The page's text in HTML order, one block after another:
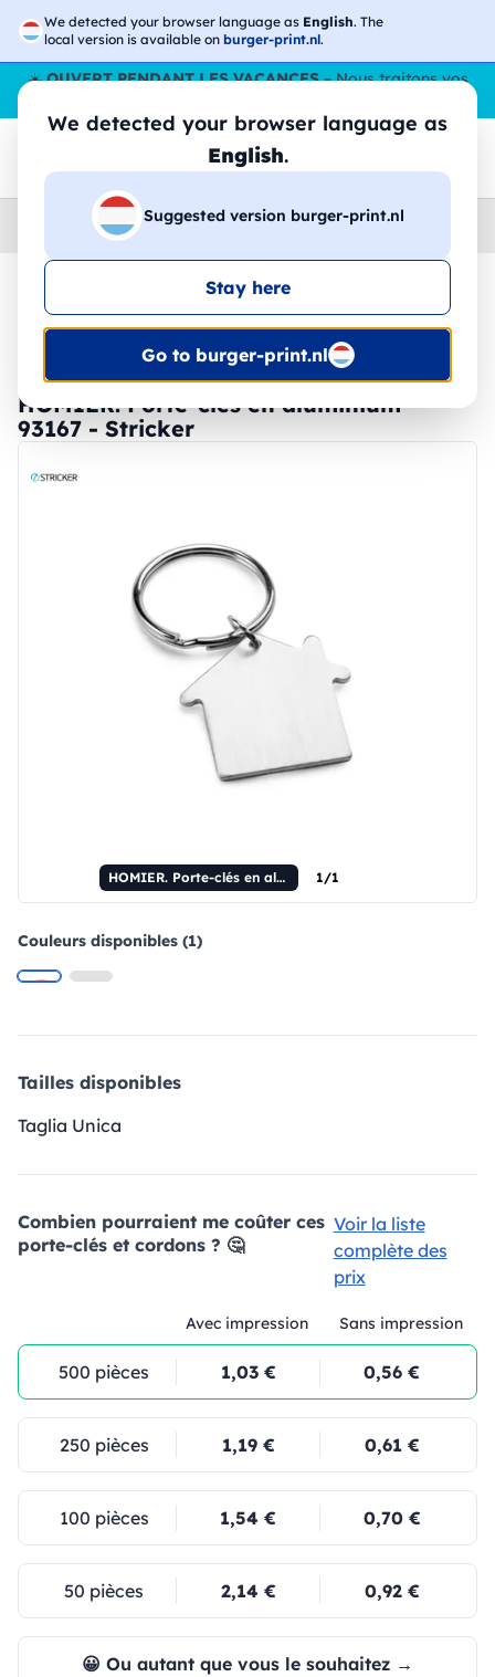
We detected your browser language as English. The
local version is available on burger-print.nl.
We detected your browser language as
English.
Suggested version burger-print.nl
Stay here
Go to burger-print.nl
☀️OUVERT PENDANT LES VACANCES– Nous traitons vos
Accessoires › porte-cles-et-cordons-personnalises
🔥 Impression DTF à -30 %
HOMIER. Porte-clés en aluminium -
93167 - Stricker
HOMIER. Porte-clés en aluminium 1/1
Couleurs disponibles (1)
Tailles disponibles
Taglia Unica
Combien pourraient me coûter ces
porte-clés et cordons ? 🤔
Voir la liste
complète des
prix
Avec impression Sans impression
500 pièces 1,03 € 0,56 €
250 pièces 1,19 € 0,61 €
100 pièces 1,54 € 0,70 €
50 pièces 2,14 € 0,92 €
😀 Ou autant que vous le souhaitez →